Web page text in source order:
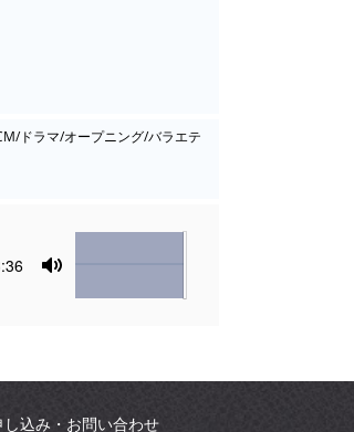
ドラマ/オープニング/バラエテ
Mute
Volume
し込み・お問い合わせ